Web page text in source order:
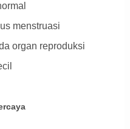
menstruasi
organ reproduksi